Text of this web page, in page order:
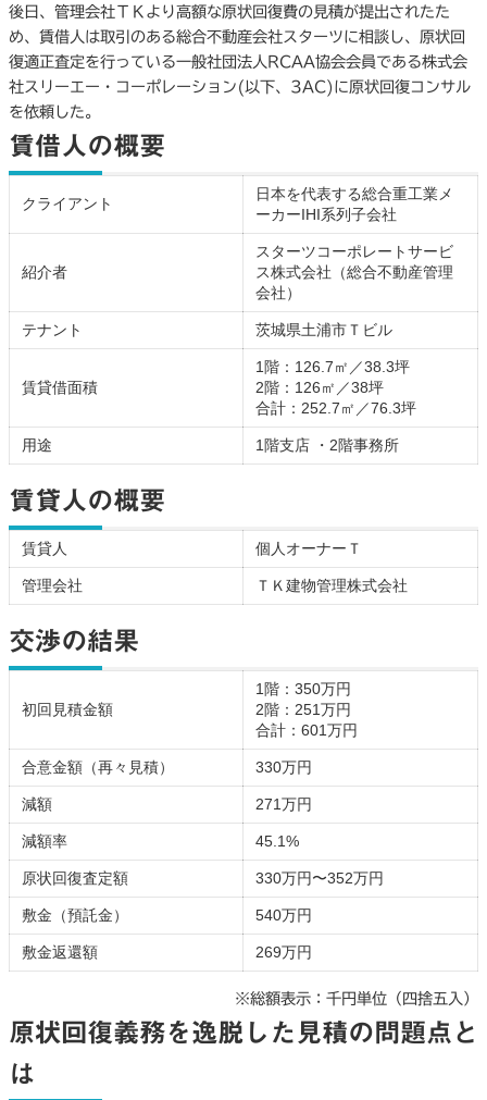
後日、管理会社ＴＫより高額な原状回復費の見積が提出されたた
め、賃借人は取引のある総合不動産会社スターツに相談し、原状回
復適正査定を行っている一般社団法人RCAA協会会員である株式会
社スリーエー・コーポレーション(以下、3AC)に原状回復コンサル
を依頼した。
賃借人の概要
クライアント
日本を代表する総合重工業メ
ーカーIHI系列子会社
紹介者
スターツコーポレートサービ
ス株式会社（総合不動産管理
会社）
テナント 茨城県土浦市Ｔビル
賃貸借面積
1階：126.7㎡／38.3坪
2階：126㎡／38坪
合計：252.7㎡／76.3坪
用途 1階支店 ・2階事務所
賃貸人の概要
賃貸人 個人オーナーＴ
管理会社 ＴＫ建物管理株式会社
交渉の結果
初回見積金額
1階：350万円
2階：251万円
合計：601万円
合意金額（再々見積） 330万円
減額 271万円
減額率 45.1%
原状回復査定額 330万円〜352万円
敷金（預託金） 540万円
敷金返還額 269万円
※総額表示：千円単位（四捨五入）
原状回復義務を逸脱した見積の問題点と
は